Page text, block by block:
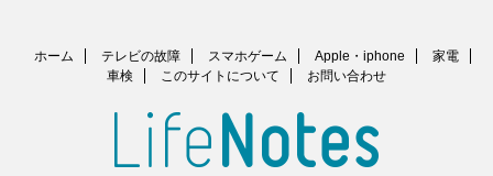
ホーム テレビの故障 スマホゲーム Apple・iphone
家電
車検
このサイトについて お問い合わせ